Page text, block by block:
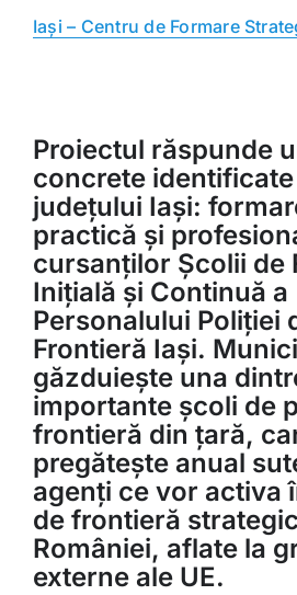
Iași – Centru de Formare
Proiectul răspunde
concrete
județului Iași:
practică și
cursanților Școlii de
Inițială și Continuă a
Personalului Poliției
Frontieră Iași.
găzduiește una
importante școli de
frontieră din țară,
pregătește anual
agenți ce vor activa
de frontieră
României, aflate la
externe ale UE.